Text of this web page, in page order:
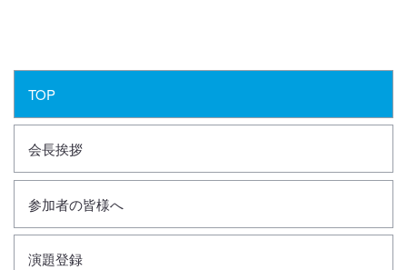
TOP
会長挨拶
参加者の皆様へ
演題登録